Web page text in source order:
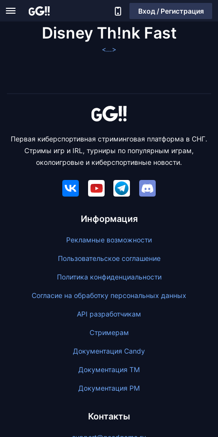
Вход / Регистрация
Disney Th!nk Fast
<...>
Первая киберспортивная стриминговая платформа в СНГ.
Стримы игр и IRL, турниры по популярным играм,
околоигровые и киберспортивные новости.
Информация
Рекламные возможности
Пользовательское соглашение
Политика конфиденциальности
Согласие на обработку персональных данных
API разработчикам
Стримерам
Документация Candy
Документация ТМ
Документация PM
Контакты